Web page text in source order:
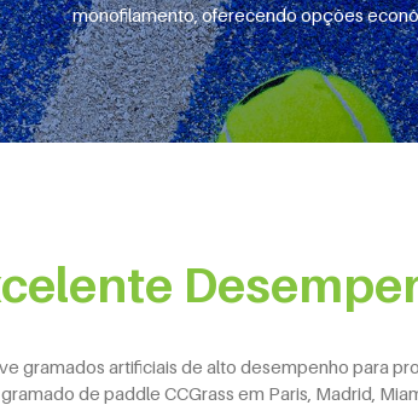
monofilamento, oferecendo opções
gramados artificiais de alto desempenho para
de paddle CCGrass em Paris, Madrid,